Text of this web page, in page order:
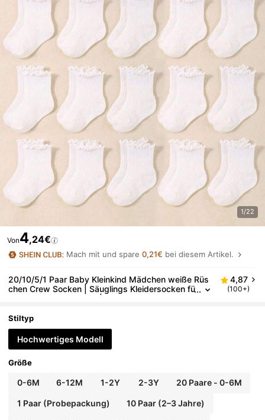
1/22
Von4,24€
Mach mit und spare0,21€ bei diesem Artikel.
20/10/5/1 Paar Baby Kleinkind Mädchen weiße Rüs
chen Crew Socken | Säuglings Kleidersocken fü
r Prinzessinnen Outfits | Neugeborenen Grunda
4,87
(100+)
Stiltyp
Hochwertiges Modell
Größe
0-6M 6-12M 1-2Y 2-3Y 20 Paare - 0-6M
1 Paar (Probepackung) 10 Paar (2–3 Jahre)